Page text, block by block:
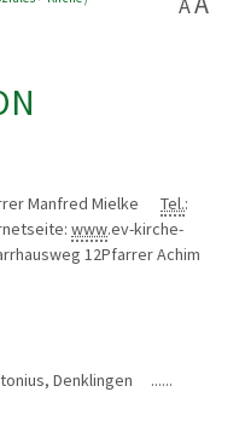
Manfred Mielke Tel.:
www.ev-kirche-
12Pfarrer Achim
Denklingen ......